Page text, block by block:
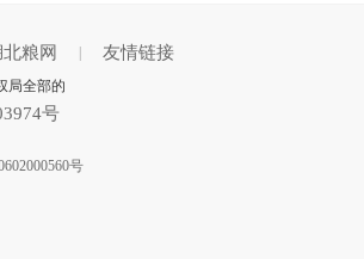
粮网 友情链接
局全部的
号
号